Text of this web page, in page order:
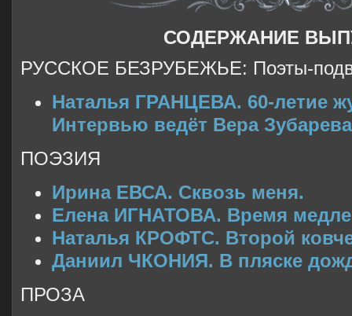
СОДЕРЖАНИЕ
РУССКОЕ БЕЗРУБЕЖЬЕ: Поэты-
Наталья ГРАНЦЕВА. 60-летие
Интервью ведёт Вера
ПОЭЗИЯ
Ирина ЕВСА. Сквозь меня.
Елена ИГНАТОВА. Время
Наталья КРОФТС. Второй
Даниил ЧКОНИЯ. В пляске
ПРОЗА